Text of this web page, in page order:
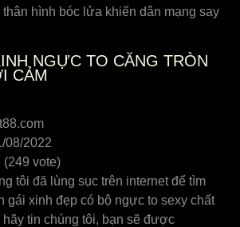
hình bóc lửa khiến dân mạng say
NGỰC TO CĂNG TRÒN
CẢM
08/2022
(249 vote)
tôi đã lùng sục trên internet để tìm
gái xinh đẹp có bộ ngực to sexy chất
hãy tin chúng tôi, bạn sẽ được